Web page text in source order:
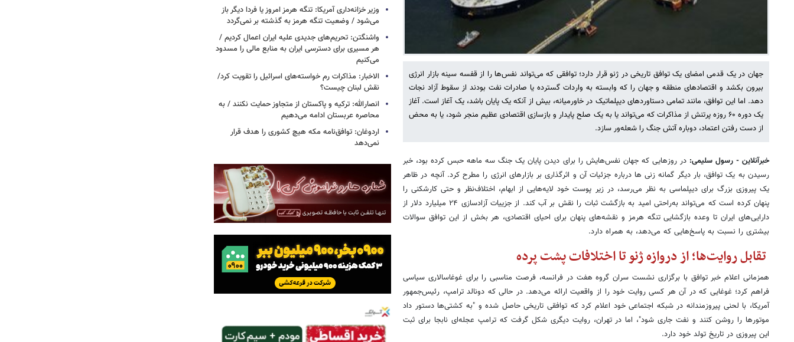
جهان در یک قدمی امضای یک توافق تاریخی در ژنو قرار دارد؛ توافقی که می‌تواند نفس‌ها را از قفسه سینه بازار انرژی
بیرون بکشد و اقتصادهای منطقه و جهان را که وابسته به واردات گسترده یا صادرات نفت بودند از سقوط آزاد نجات
دهد. اما این توافق، مانند تمامی دستاوردهای دیپلماتیک در خاورمیانه، بیش از آنکه یک پایان باشد، یک آغاز است. آغاز
یک دوره ۶۰ روزه پرتنش از مذاکرات که می‌تواند یا به یک صلح پایدار و بازسازی اقتصادی عظیم منجر شود، یا به محض
از دست رفتن اعتماد، دوباره آتش جنگ را شعله‌ور سازد.
خبرآنلاین - رسول سلیمی:در روزهایی که جهان نفس‌هایش را برای دیدن پایان یک جنگ سه ماهه حبس کرده بود، خبر
رسیدن به یک توافق، بار دیگر گمانه زنی ها درباره جزئیات آن و اثرگذاری بر بازارهای انرژی را مطرح کرد. آنچه در ظاهر
یک پیروزی بزرگ برای دیپلماسی به نظر می‌رسد، در زیر پوست خود لایه‌هایی از ابهام، اختلاف‌نظر و حتی کارشکنی را
پنهان کرده است که می‌تواند به‌راحتی امید به بازگشت ثبات را نقش بر آب کند. از جزییات آزادسازی ۲۴ میلیارد دلار از
دارایی‌های ایران تا وعده بازگشایی تنگه هرمز و نقشه‌های پنهان برای احیای اقتصادی، هر بخش از این توافق سوالات
بیشتری را نسبت به پاسخ‌هایی که می‌دهد، به همراه دارد.
تقابل روایت‌ها؛ از دروازه ژنو تا اختلافات پشت پرده
همزمانی اعلام خبر توافق با برگزاری نشست سران گروه هفت در فرانسه، فرصت مناسبی را برای غوغاسالاری سیاسی
فراهم کرد؛ غوغایی که در آن هر کسی روایت خود را از واقعیت ارائه می‌دهد. در حالی که دونالد ترامپ، رئیس‌جمهور
آمریکا، با لحنی پیروزمندانه در شبکه اجتماعی خود اعلام کرد که توافقی تاریخی حاصل شده و "به کشتی‌ها دستور داد
موتورها را روشن کنند و نفت جاری شود"، اما در تهران، روایت دیگری شکل گرفت که ترامپ عجله‌ای نابجا برای ثبت
این پیروزی در تاریخ تولد خود دارد.
وزیر خزانه‌داری آمریکا: تنگه هرمز امروز یا فردا دیگر باز
می‌شود / وضعیت تنگه هرمز به گذشته بر نمی‌گردد
واشنگتن: تحریم‌های جدیدی علیه ایران اعمال کردیم /
هر مسیری برای دسترسی ایران به منابع مالی را مسدود
می‌کنیم
الاخبار: مذاکرات رم خواسته‌های اسرائیل را تقویت کرد/
نقش لبنان چیست؟
انصارالله: ترکیه و پاکستان از متجاوز حمایت نکنند / به
محاصره عربستان ادامه می‌دهیم
اردوغان: توافق‌نامه مکه هیچ کشوری را هدف قرار
نمی‌دهد